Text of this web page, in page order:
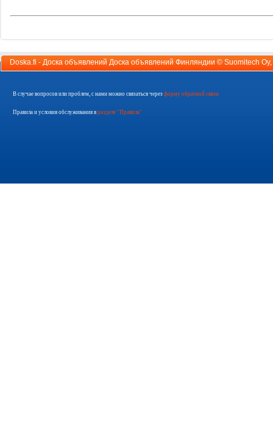
Doska.fi - Доска объявлений Доска объявлений Финляндии © Suomitech Oy
В случае вопросов или проблем, с нами можно связаться через форму обратной связи
Правила и условия обслуживания в разделе "Правила"